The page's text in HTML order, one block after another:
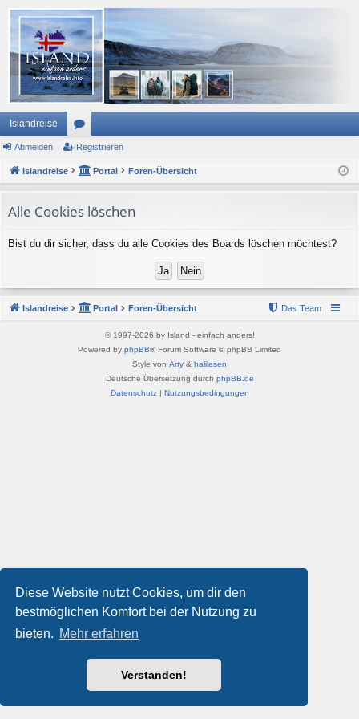
Diese Website nutzt Cookies, um dir den
bestmöglichen Komfort bei der Nutzung zu
bieten. Mehr erfahren
Verstanden!
Islandreise
or
en
Abmelden Registrieren
Islandreise Portal Foren-Übersicht
Alle Cookies löschen
Bist du dir sicher, dass du alle Cookies des Boards löschen möchtest?
Islandreise Portal Foren-Übersicht Das Team
© 1997-2026 by Island - einfach anders!
Powered by phpBB® Forum Software © phpBB Limited
Style von Arty & halilesen
Deutsche Übersetzung durch phpBB.de
Datenschutz| Nutzungsbedingungen